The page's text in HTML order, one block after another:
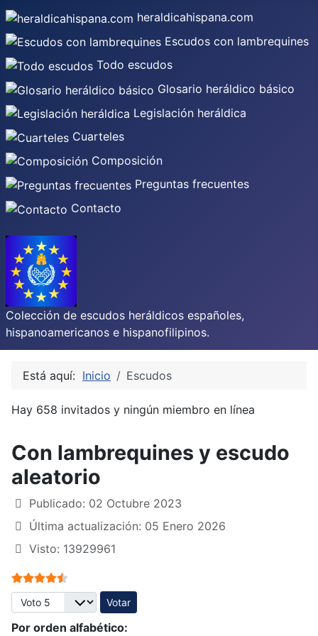
heraldicahispana.com
Escudos con lambrequines
Todo escudos
Glosario heráldico básico
Legislación heráldica
Cuarteles
Composición
Preguntas frecuentes
Contacto
Colección de escudos heráldicos españoles,
hispanoamericanos e hispanofilipinos.
Está aquí: Inicio Escudos
Hay 658 invitados y ningún miembro en línea
Con lambrequines y escudo
aleatorio
Publicado: 02 Octubre 2023
Última actualización: 05 Enero 2026
Visto: 13929961
Ratio:4.5/
Por favor, vote
Por orden alfabético: